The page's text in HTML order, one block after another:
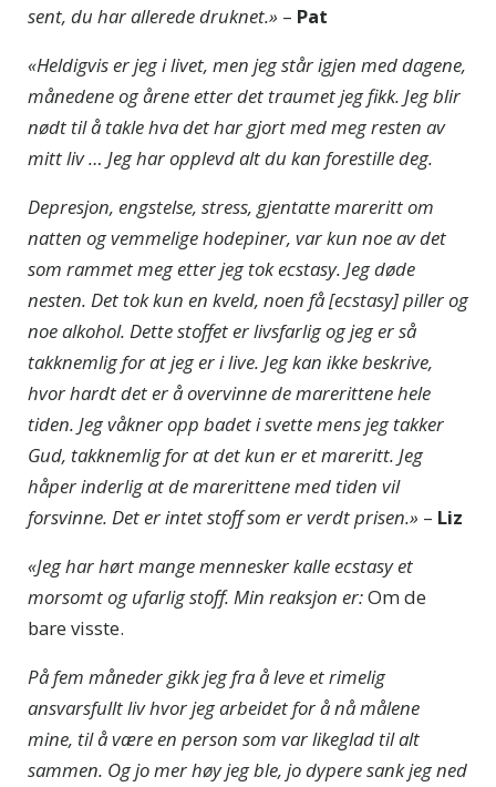
sent, du har allerede druknet.» – Pat
«Heldigvis er jeg i livet, men jeg står igjen med dagene,
månedene og årene etter det traumet jeg fikk. Jeg blir
nødt til å takle hva det har gjort med meg resten av
mitt liv … Jeg har opplevd alt du kan forestille deg.
Depresjon, engstelse, stress, gjentatte mareritt om
natten og vemmelige hodepiner, var kun noe av det
som rammet meg etter jeg tok ecstasy. Jeg døde
nesten. Det tok kun en kveld, noen få [ecstasy] piller og
noe alkohol. Dette stoffet er livsfarlig og jeg er så
takknemlig for at jeg er i live. Jeg kan ikke beskrive,
hvor hardt det er å overvinne de marerittene hele
tiden. Jeg våkner opp badet i svette mens jeg takker
Gud, takknemlig for at det kun er et mareritt. Jeg
håper inderlig at de marerittene med tiden vil
forsvinne. Det er intet stoff som er verdt prisen.» – Liz
«Jeg har hørt mange mennesker kalle ecstasy et
morsomt og ufarlig stoff. Min reaksjon er:Om de
bare visste.
På fem måneder gikk jeg fra å leve et rimelig
ansvarsfullt liv hvor jeg arbeidet for å nå målene
mine, til å være en person som var likeglad til alt
sammen. Og jo mer høy jeg ble, jo dypere sank jeg ned